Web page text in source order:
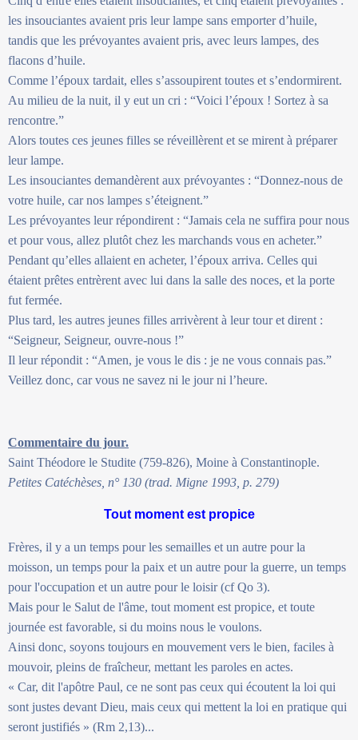
les insouciantes avaient pris leur lampe sans emporter d’huile,
tandis que les prévoyantes avaient pris, avec leurs lampes, des
flacons d’huile.
Comme l’époux tardait, elles s’assoupirent toutes et s’endormirent.
Au milieu de la nuit, il y eut un cri : “Voici l’époux ! Sortez à sa
rencontre.”
Alors toutes ces jeunes filles se réveillèrent et se mirent à préparer
leur lampe.
Les insouciantes demandèrent aux prévoyantes : “Donnez-nous de
votre huile, car nos lampes s’éteignent.”
Les prévoyantes leur répondirent : “Jamais cela ne suffira pour nous
et pour vous, allez plutôt chez les marchands vous en acheter.”
Pendant qu’elles allaient en acheter, l’époux arriva. Celles qui
étaient prêtes entrèrent avec lui dans la salle des noces, et la porte
fut fermée.
Plus tard, les autres jeunes filles arrivèrent à leur tour et dirent :
“Seigneur, Seigneur, ouvre-nous !”
Il leur répondit : “Amen, je vous le dis : je ne vous connais pas.”
Veillez donc, car vous ne savez ni le jour ni l’heure.
Commentaire du jour.
Saint Théodore le Studite (759-826), Moine à Constantinople.
Petites Catéchèses, n° 130 (trad. Migne 1993, p. 279)
Tout moment est propice
Frères, il y a un temps pour les semailles et un autre pour la
moisson, un temps pour la paix et un autre pour la guerre, un temps
pour l'occupation et un autre pour le loisir (cf Qo 3).
Mais pour le Salut de l'âme, tout moment est propice, et toute
journée est favorable, si du moins nous le voulons.
Ainsi donc, soyons toujours en mouvement vers le bien, faciles à
mouvoir, pleins de fraîcheur, mettant les paroles en actes.
« Car, dit l'apôtre Paul, ce ne sont pas ceux qui écoutent la loi qui
sont justes devant Dieu, mais ceux qui mettent la loi en pratique qui
seront justifiés » (Rm 2,13)...